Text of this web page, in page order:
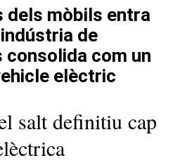
dels mòbils entra
de
consolida com un
elèctric
salt definitiu cap